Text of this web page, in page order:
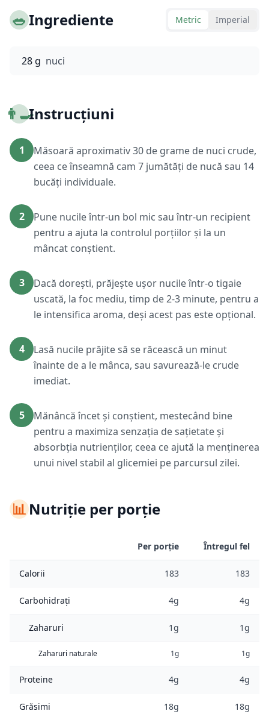
🥗Ingrediente Metric Imperial
28 g nuci
👨‍🍳Instrucțiuni
1
Măsoară aproximativ 30 de grame de nuci crude,
ceea ce înseamnă cam 7 jumătăți de nucă sau 14
bucăți individuale.
2
Pune nucile într-un bol mic sau într-un recipient
pentru a ajuta la controlul porțiilor și la un
mâncat conștient.
3
Dacă dorești, prăjește ușor nucile într-o tigaie
uscată, la foc mediu, timp de 2-3 minute, pentru a
le intensifica aroma, deși acest pas este opțional.
4
Lasă nucile prăjite să se răcească un minut
înainte de a le mânca, sau savurează-le crude
imediat.
5
Mănâncă încet și conștient, mestecând bine
pentru a maximiza senzația de sațietate și
absorbția nutrienților, ceea ce ajută la menținerea
unui nivel stabil al glicemiei pe parcursul zilei.
📊Nutriție per porție
Per porție Întregul fel
Calorii 183 183
Carbohidrați 4g 4g
Zaharuri 1g 1g
Zaharuri naturale 1g 1g
Proteine 4g 4g
Grăsimi 18g 18g